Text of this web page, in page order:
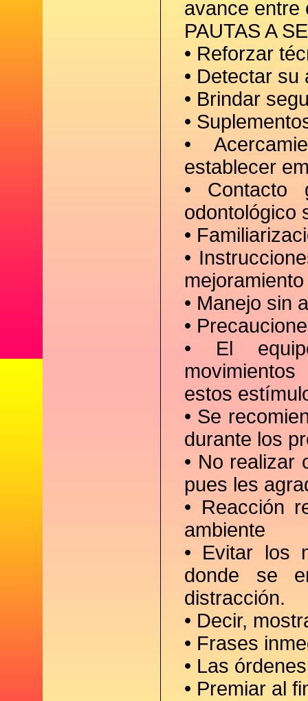
avance entre
PAUTAS A
• Reforzar
• Detectar
• Brindar
•
•
establecer
• Contacto
odontológico
•
•
• Manejo sin
•
• El
estos
• Se
durante los
• No realizar
pues les
• Reacción
ambiente
• Evitar los
donde se
distracción.
• Decir,
• Frases
• Las
• Premiar al